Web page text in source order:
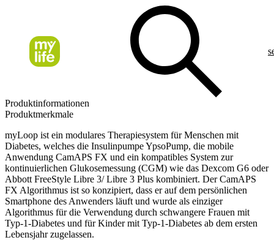
Produktinformationen
Produktmerkmale
myLoop ist ein modulares Therapiesystem für Menschen mit
Diabetes, welches die Insulinpumpe YpsoPump, die mobile
Anwendung CamAPS FX und ein kompatibles System zur
kontinuierlichen Glukosemessung (CGM) wie das Dexcom G6 oder
Abbott FreeStyle Libre 3/ Libre 3 Plus kombiniert. Der CamAPS
FX Algorithmus ist so konzipiert, dass er auf dem persönlichen
Smartphone des Anwenders läuft und wurde als einziger
Algorithmus für die Verwendung durch schwangere Frauen mit
Typ-1-Diabetes und für Kinder mit Typ-1-Diabetes ab dem ersten
Lebensjahr zugelassen.